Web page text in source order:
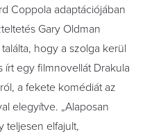
Coppola adaptációjában
Gary Oldman
hogy a szolga kerül
egy filmnovellát Drakula
a fekete komédiát az
elegyítve. „Alaposan
teljesen elfajult,